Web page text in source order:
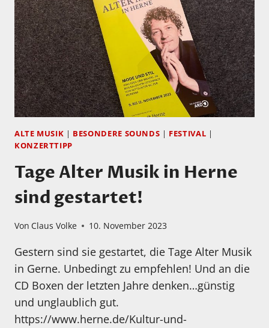
1.,
2.
UND
3.
DEZEMBER
2023
IM
CLAUS
BÜCHER
HIFI
ALTE MUSIK | BESONDERE SOUNDS | FESTIVAL |
KONZERTTIPP
Tage Alter Musik in Herne
sind gestartet!
Von Claus Volke 10. November 2023
Gestern sind sie gestartet, die Tage Alter Musik
in Gerne. Unbedingt zu empfehlen! Und an die
CD Boxen der letzten Jahre denken…günstig
und unglaublich gut.
https://www.herne.de/Kultur-und-